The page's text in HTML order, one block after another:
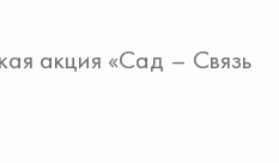
акция «Сад – Связь